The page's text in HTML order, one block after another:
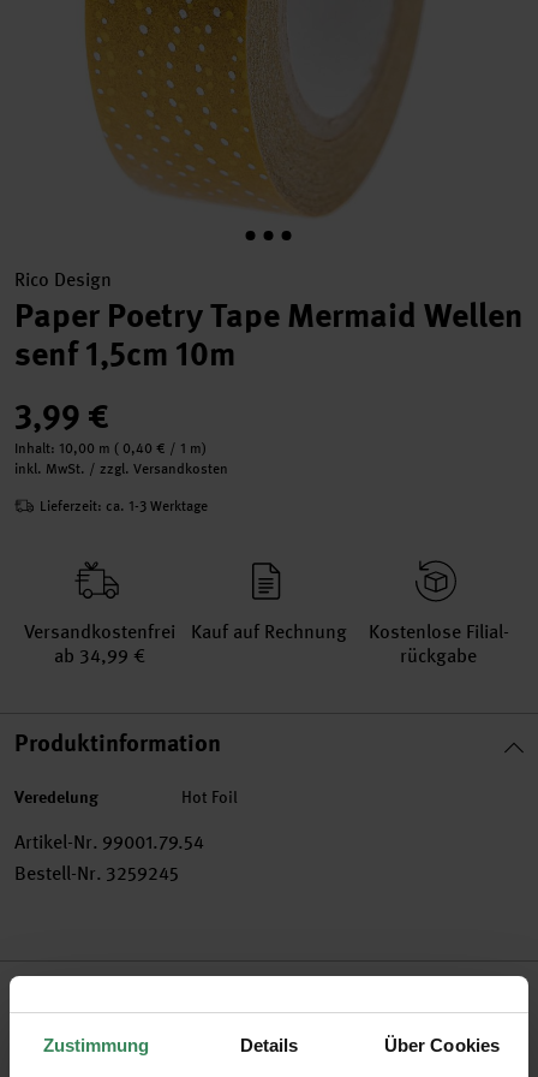
Zustimmung Details Über Cookies
Rico Design
Paper Poetry Tape Mermaid Wellen
senf 1,5cm 10m
3,99 €
Inhalt: 10,00 m ( 0,40 € / 1 m)
inkl. MwSt. / zzgl. Versandkosten
Lieferzeit: ca. 1-3 Werktage
Versand­kosten­frei
ab 34,99 €
Kauf auf Rechnung
Kosten­lose Filial­
rückgabe
Produktinformation
Veredelung Hot Foil
Artikel-Nr. 99001.79.54
Bestell-Nr. 3259245
Die Themenwelt „Mermaid Collection“ begeistert mit